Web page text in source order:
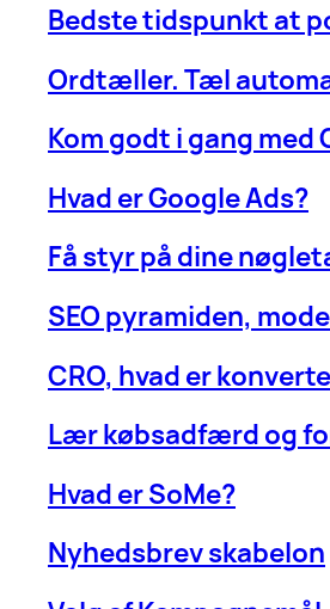
Bedste tidspunkt at
Ordtæller. Tæl
Kom godt i gang med
Hvad er Google Ads?
Få styr på dine
SEO pyramiden,
CRO, hvad er
Lær købsadfærd og
Hvad er SoMe?
Nyhedsbrev skabelon